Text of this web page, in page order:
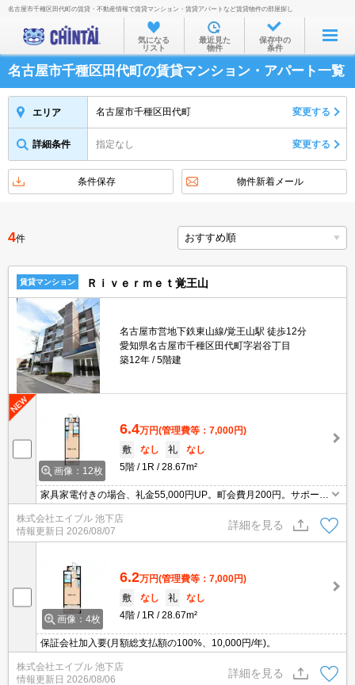
お部屋を探す
沿線・駅から
住所から
家賃相場から
物件特集から
不動産会社から
TOP
名古屋市千種区田代町の賃貸・不動産情報で賃貸マンション・賃貸アパートなど賃貸物件の部屋探し
気になる
リスト
最近見た
物件
保存中の
条件
名古屋市千種区田代町の賃貸マンション・アパート一覧
エリア 名古屋市千種区田代町 変更する
詳細条件 指定なし 変更する
条件保存 物件新着メール
4件
賃貸マンション Ｒｉｖｅｒｍｅｔ覚王山
名古屋市営地下鉄東山線/覚王山駅 徒歩12分
愛知県名古屋市千種区田代町字岩谷丁目
築12年
5階建
画像：12枚
6.4万円(管理費等：7,000円)
敷
なし 礼
なし
5階
1R 28.67m²
家具家電付きの場合、礼金55,000円UP。町会費月200円。サポート
システム加入要770円/月。最上階。オートロック。宅配ボックスあ
り。TVインターホン付き。インターネットWi-Fi接続無料。
株式会社エイブル 池下店
情報更新日 2026/08/07
詳細を見る
画像：4枚
6.2万円(管理費等：7,000円)
敷
なし 礼
なし
4階
1R 28.67m²
保証会社加入要(月額総支払額の100%、10,000円/年)。
株式会社エイブル 池下店
情報更新日 2026/08/06
詳細を見る